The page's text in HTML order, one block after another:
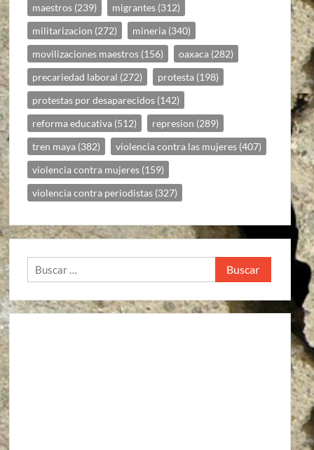
maestros (239) migrantes (312)
militarizacion (272) mineria (340)
movilizaciones maestros (156) oaxaca (282)
precariedad laboral (272) protesta (198)
protestas por desaparecidos (142)
reforma educativa (512) represion (289)
tren maya (382) violencia contra las mujeres (407)
violencia contra mujeres (159)
violencia contra periodistas (327)
Buscar: